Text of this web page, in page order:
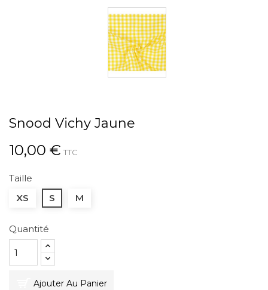
Snood Vichy Jaune
10,00 € TTC
Taille
XS
S M
Quantité
Ajouter Au Panier